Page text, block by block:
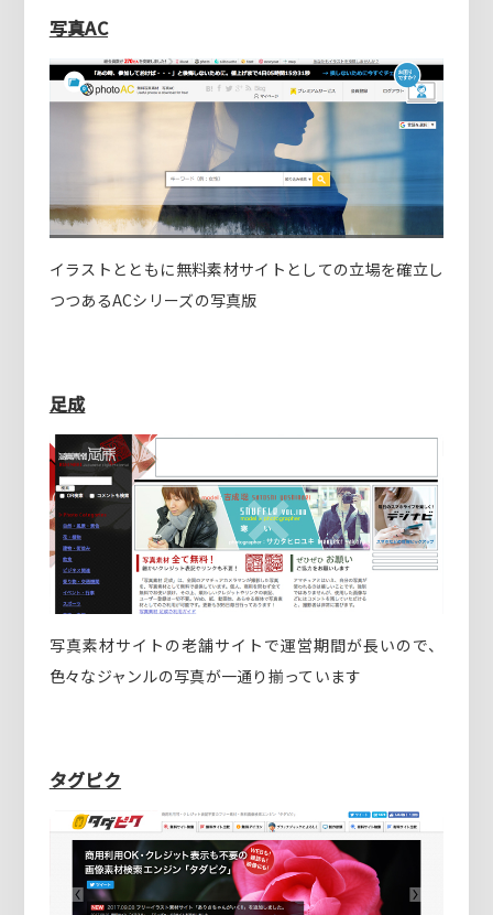
写真AC
イラストとともに無料素材サイトとしての立場を確立し
つつあるACシリーズの写真版
足成
写真素材サイトの老舗サイトで運営期間が長いので、
色々なジャンルの写真が一通り揃っています
タグピク